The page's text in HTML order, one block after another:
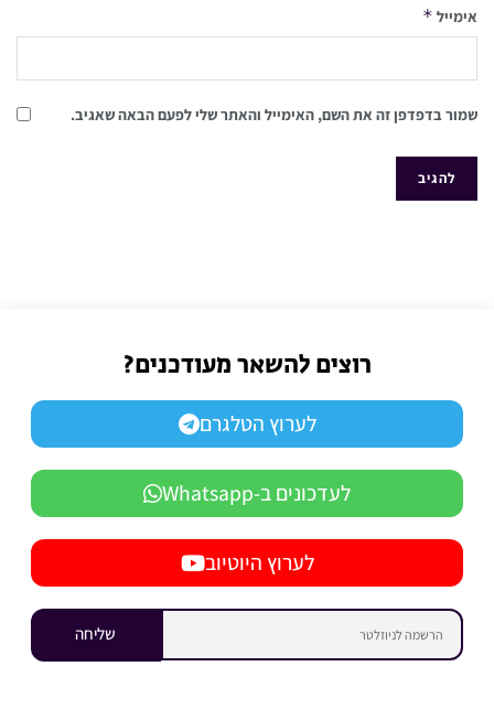
אימייל *
שמור בדפדפן זה את השם, האימייל והאתר שלי לפעם הבאה שאגיב.
רוצים להשאר מעודכנים?
לערוץ הטלגרם
לעדכונים ב-Whatsapp
לערוץ היוטיוב
שליחה